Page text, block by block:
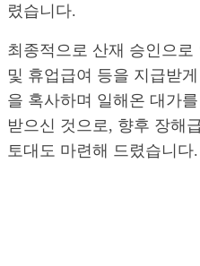
렸습니다.
최종적으로 산재 승인으
및 휴업급여 등을 지급받
을 혹사하며 일해온 대가
받으신 것으로, 향후 장해
토대도 마련해 드렸습니다.